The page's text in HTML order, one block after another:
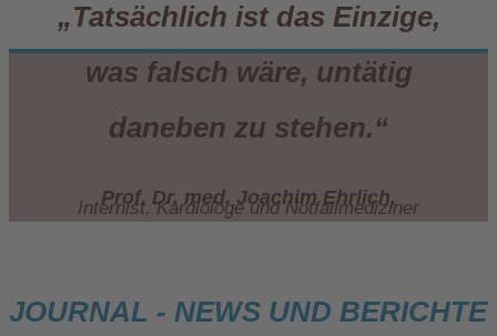
„Tatsächlich ist das Einzige,
was falsch wäre, untätig
daneben zu stehen.“
Prof. Dr. med. Joachim Ehrlich,
Internist, Kardiologe und Notfallmediziner
JOURNAL - NEWS UND BERICHTE